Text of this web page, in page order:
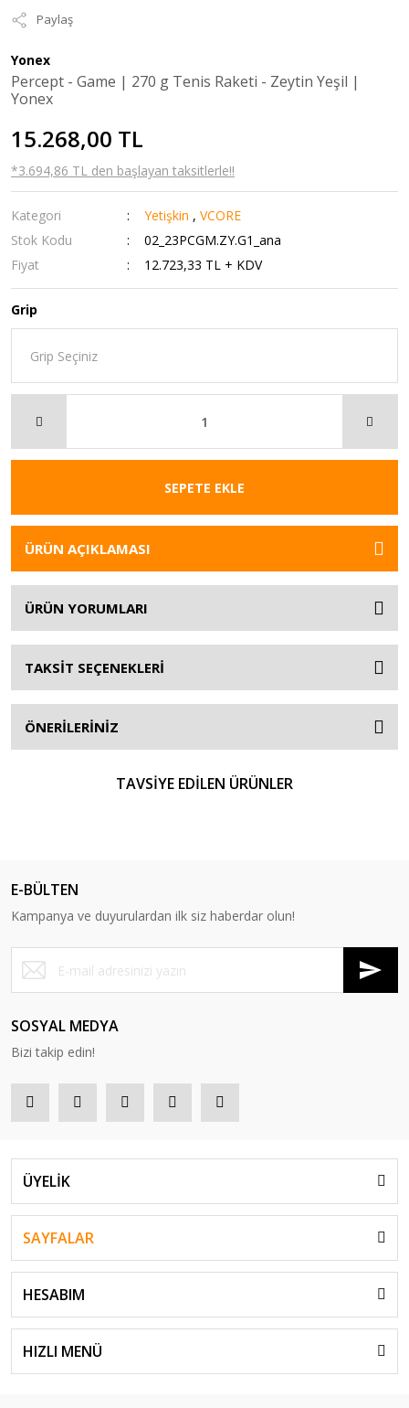
Paylaş
Yonex
Percept - Game | 270 g Tenis Raketi - Zeytin Yeşil |
Yonex
15.268,00 TL
*3.694,86 TL den başlayan taksitlerle!!
Kategori Yetişkin ,VCORE
Stok Kodu
02_23PCGM.ZY.G1_ana
Fiyat
12.723,33 TL + KDV
Grip
SEPETE EKLE
ÜRÜN AÇIKLAMASI
ÜRÜN YORUMLARI
TAKSİT SEÇENEKLERİ
ÖNERİLERİNİZ
TAVSİYE EDİLEN ÜRÜNLER
Yonex
Rexis Feel 130 Multfilament 200m Tenis Kordajı - Beyaz | Yonex
15.444,00 TL
E-BÜLTEN
Kampanya ve duyurulardan ilk siz haberdar olun!
SOSYAL MEDYA
Bizi takip edin!
ÜYELİK
SAYFALAR
HESABIM
HIZLI MENÜ